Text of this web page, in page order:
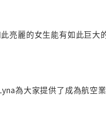
亮麗的女生能有如此巨大
為大家提供了成為航空